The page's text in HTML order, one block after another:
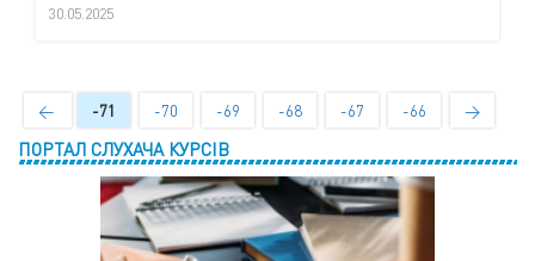
30.05.2025
← -71 -70 -69 -68 -67 -66 →
ПОРТАЛ СЛУХАЧА КУРСІВ